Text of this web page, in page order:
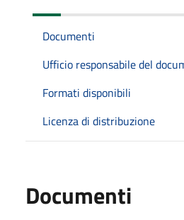
Documenti
Ufficio responsabile del
Formati disponibili
Licenza di distribuzione
Documenti